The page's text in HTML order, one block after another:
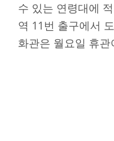
수 있는 연령대에
역 11번 출구에서
화관은 월요일 휴